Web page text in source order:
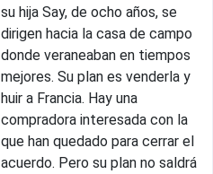
su hija Say, de ocho años, se
dirigen hacia la casa de campo
donde veraneaban en tiempos
mejores. Su plan es venderla y
huir a Francia. Hay una
compradora interesada con la
que han quedado para cerrar el
acuerdo. Pero su plan no saldrá